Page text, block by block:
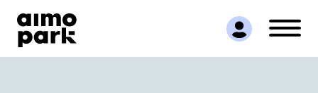
Hitta parkering
Samarbete
Kundservice